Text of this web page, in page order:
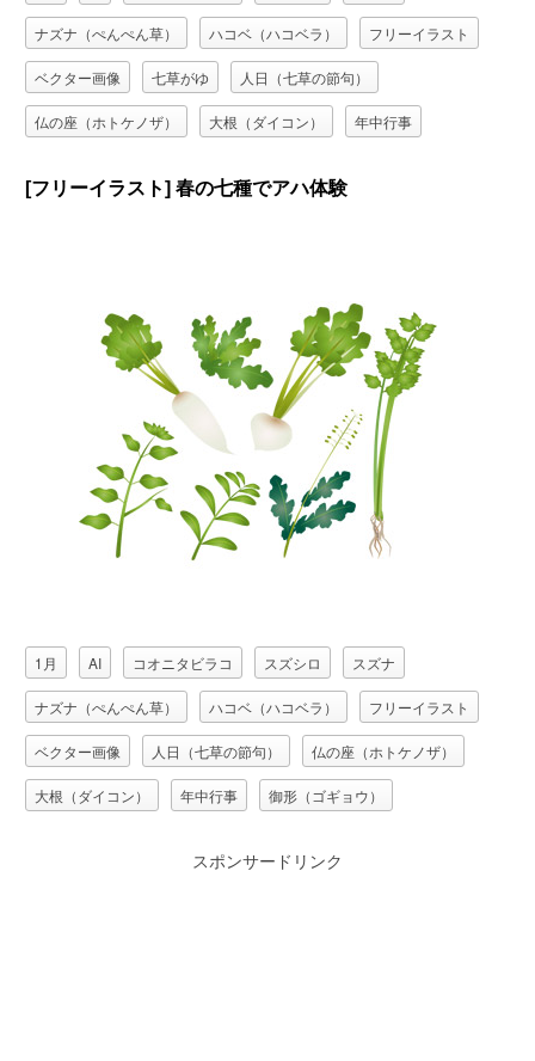
ナズナ（ぺんぺん草） ハコベ（ハコベラ） フリーイラスト
ベクター画像 七草がゆ 人日（七草の節句）
仏の座（ホトケノザ） 大根（ダイコン） 年中行事
[フリーイラスト] 春の七種でアハ体験
1月 AI コオニタビラコ スズシロ スズナ
ナズナ（ぺんぺん草） ハコベ（ハコベラ） フリーイラスト
ベクター画像 人日（七草の節句） 仏の座（ホトケノザ）
大根（ダイコン） 年中行事 御形（ゴギョウ）
スポンサードリンク